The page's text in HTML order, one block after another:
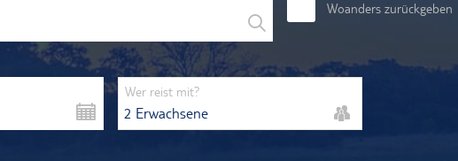
Woanders zurückgeben
Wer reist mit?
2 Erwachsene